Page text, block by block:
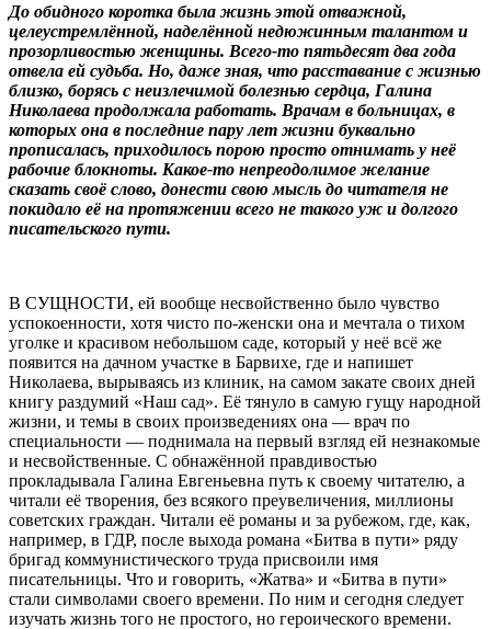
До обидного коротка была жизнь этой отважной,
целеустремлённой, наделённой недюжинным талантом и
прозорливостью женщины. Всего-то пятьдесят два года
отвела ей судьба. Но, даже зная, что расставание с жизнью
близко, борясь с неизлечимой болезнью сердца, Галина
Николаева продолжала работать. Врачам в больницах, в
которых она в последние пару лет жизни буквально
прописалась, приходилось порою просто отнимать у неё
рабочие блокноты. Какое-то непреодолимое желание
сказать своё слово, донести свою мысль до читателя не
покидало её на протяжении всего не такого уж и долгого
писательского пути.
В СУЩНОСТИ, ей вообще несвойственно было чувство
успокоенности, хотя чисто по-женски она и мечтала о тихом
уголке и красивом небольшом саде, который у неё всё же
появится на дачном участке в Барвихе, где и напишет
Николаева, вырываясь из клиник, на самом закате своих дней
книгу раздумий «Наш сад». Её тянуло в самую гущу народной
жизни, и темы в своих произведениях она — врач по
специальности — поднимала на первый взгляд ей незнакомые
и несвойственные. С обнажённой правдивостью
прокладывала Галина Евгеньевна путь к своему читателю, а
читали её творения, без всякого преувеличения, миллионы
советских граждан. Читали её романы и за рубежом, где, как,
например, в ГДР, после выхода романа «Битва в пути» ряду
бригад коммунистического труда присвоили имя
писательницы. Что и говорить, «Жатва» и «Битва в пути»
стали символами своего времени. По ним и сегодня следует
изучать жизнь того не простого, но героического времени.